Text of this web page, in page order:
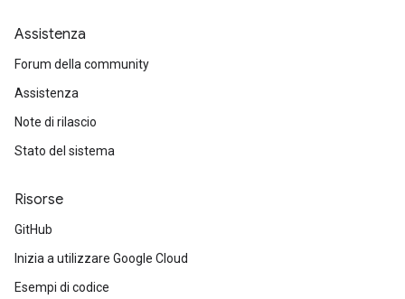
Assistenza
Forum della community
Assistenza
Note di rilascio
Stato del sistema
Risorse
GitHub
Inizia a utilizzare Google Cloud
Esempi di codice